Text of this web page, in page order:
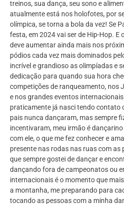
treinos, sua dança, seu sono e
atualmente está nos holofotes, por
olímpica, se torna a bola da vez! Se
festa, em 2024 vai ser de Hip-Hop. E
deve aumentar ainda mais nos
pódios cada vez mais dominados
incrível e grandioso as olimpíadas e
dedicação para quando sua hora
competições de ranqueamento, nos
e nos grandes eventos
praticamente já nasci tendo contato
pais nunca dançaram, mas sempre
incentivaram, meu irmão é
com ele, o que me fez conhecer e
presente nas rodas nas ruas com as
que sempre gostei de dançar e
dançando fora de campeonatos ou
internacionais é o momento que
a montanha, me preparando para
tocando as pessoas com a minha